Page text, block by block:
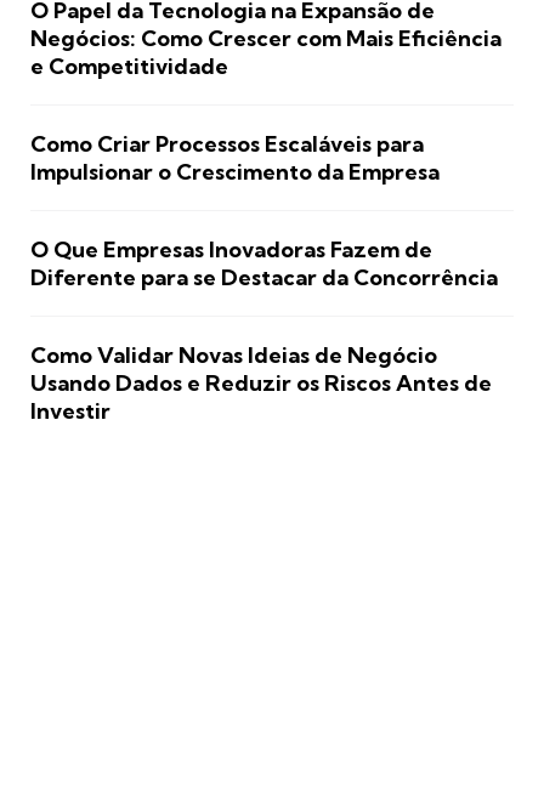
O Papel da Tecnologia na Expansão de
Negócios: Como Crescer com Mais Eficiência
e Competitividade
Como Criar Processos Escaláveis para
Impulsionar o Crescimento da Empresa
O Que Empresas Inovadoras Fazem de
Diferente para se Destacar da Concorrência
Como Validar Novas Ideias de Negócio
Usando Dados e Reduzir os Riscos Antes de
Investir